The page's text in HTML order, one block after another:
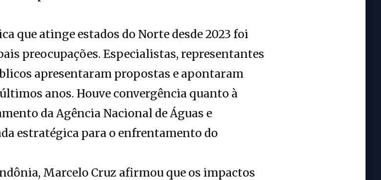
que atinge estados do Norte desde 2023 foi
preocupações. Especialistas, representantes
apresentaram propostas e apontaram
anos. Houve convergência quanto à
da Agência Nacional de Águas e
estratégica para o enfrentamento do
Marcelo Cruz afirmou que os impactos